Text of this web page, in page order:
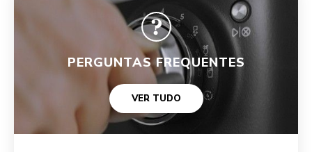
PERGUNTAS FREQUENTES
VER TUDO